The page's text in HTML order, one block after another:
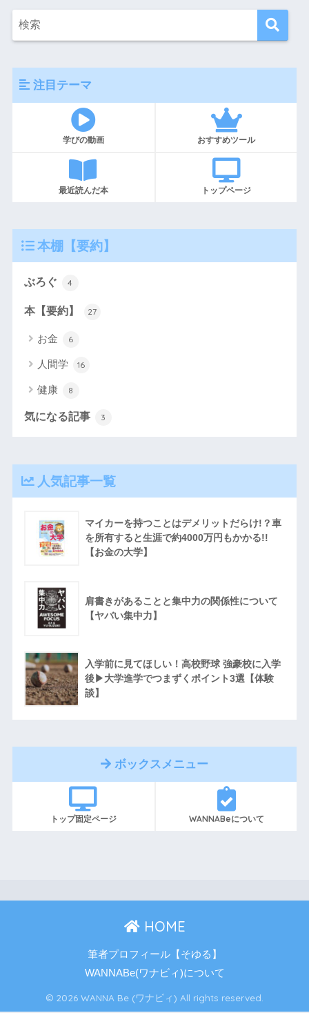
注目テーマ
学びの動画 おすすめツール
最近読んだ本 トップページ
本棚【要約】
ぶろぐ 4
本【要約】 27
お金 6
人間学 16
健康 8
気になる記事 3
人気記事一覧
マイカーを持つことはデメリットだらけ!？車
を所有すると生涯で約4000万円もかかる!!
【お金の大学】
肩書きがあることと集中力の関係性について
【ヤバい集中力】
入学前に見てほしい！高校野球 強豪校に入学
後▶︎大学進学でつまずくポイント3選【体験
談】
ボックスメニュー
トップ固定ページ WANNABeについて
HOME
筆者プロフィール【そゆる】
WANNABe(ワナビィ)について
© 2026 WANNA Be (ワナビィ) All rights reserved.